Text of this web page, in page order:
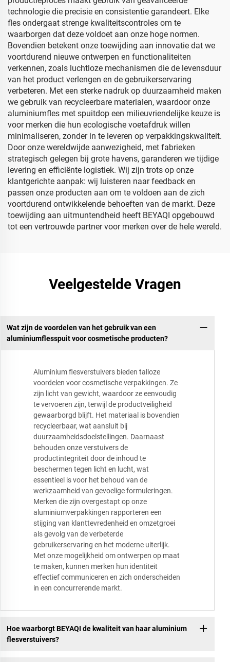
technologie die precisie en consistentie garandeert. Elke
fles ondergaat strenge kwaliteitscontroles om te
waarborgen dat deze voldoet aan onze hoge normen.
Bovendien betekent onze toewijding aan innovatie dat we
voortdurend nieuwe ontwerpen en functionaliteiten
verkennen, zoals luchtloze mechanismen die de levensduur
van het product verlengen en de gebruikerservaring
verbeteren. Met een sterke nadruk op duurzaamheid maken
we gebruik van recycleerbare materialen, waardoor onze
aluminiumfles met spuitdop een milieuvriendelijke keuze is
voor merken die hun ecologische voetafdruk willen
minimaliseren, zonder in te leveren op verpakkingskwaliteit.
Door onze wereldwijde aanwezigheid, met fabrieken
strategisch gelegen bij grote havens, garanderen we tijdige
levering en efficiënte logistiek. Wij zijn trots op onze
klantgerichte aanpak: wij luisteren naar feedback en
passen onze producten aan om te voldoen aan de zich
voortdurend ontwikkelende behoeften van de markt. Deze
toewijding aan uitmuntendheid heeft BEYAQI opgebouwd
tot een vertrouwde partner voor merken over de hele wereld.
Veelgestelde Vragen
Wat zijn de voordelen van het gebruik van een
aluminiumflesspuit voor cosmetische producten?
Aluminium flesverstuivers bieden talloze
voordelen voor cosmetische verpakkingen. Ze
zijn licht van gewicht, waardoor ze eenvoudig
te vervoeren zijn, terwijl de productveiligheid
gewaarborgd blijft. Het materiaal is bovendien
recycleerbaar, wat aansluit bij
duurzaamheidsdoelstellingen. Daarnaast
behouden onze verstuivers de
productintegriteit door de inhoud te
beschermen tegen licht en lucht, wat
essentieel is voor het behoud van de
werkzaamheid van gevoelige formuleringen.
Merken die zijn overgestapt op onze
aluminiumverpakkingen rapporteren een
stijging van klanttevredenheid en omzetgroei
als gevolg van de verbeterde
gebruikerservaring en het moderne uiterlijk.
Met onze mogelijkheid om ontwerpen op maat
te maken, kunnen merken hun identiteit
effectief communiceren en zich onderscheiden
in een concurrerende markt.
Hoe waarborgt BEYAQI de kwaliteit van haar aluminium
flesverstuivers?